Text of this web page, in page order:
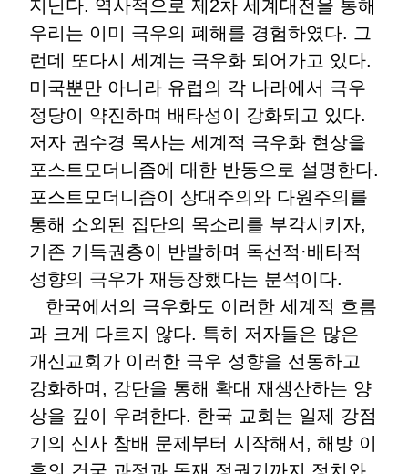
지닌다. 역사적으로 제2차 세계대전을 통해
우리는 이미 극우의 폐해를 경험하였다. 그
런데 또다시 세계는 극우화 되어가고 있다.
미국뿐만 아니라 유럽의 각 나라에서 극우
정당이 약진하며 배타성이 강화되고 있다.
저자 권수경 목사는 세계적 극우화 현상을
포스트모더니즘에 대한 반동으로 설명한다.
포스트모더니즘이 상대주의와 다원주의를
통해 소외된 집단의 목소리를 부각시키자,
기존 기득권층이 반발하며 독선적·배타적
성향의 극우가 재등장했다는 분석이다.
한국에서의 극우화도 이러한 세계적 흐름
과 크게 다르지 않다. 특히 저자들은 많은
개신교회가 이러한 극우 성향을 선동하고
강화하며, 강단을 통해 확대 재생산하는 양
상을 깊이 우려한다. 한국 교회는 일제 강점
기의 신사 참배 문제부터 시작해서, 해방 이